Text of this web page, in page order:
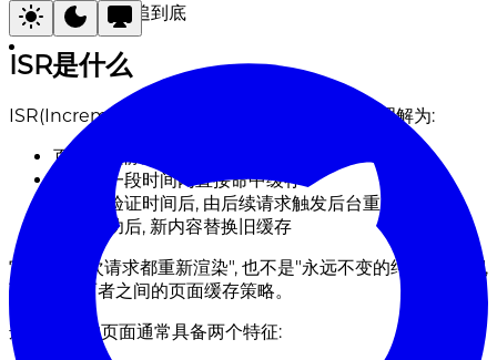
网页缓存链路一追到底
ISR是什么
ISR(Incremental Static Regeneration)可以理解为:
页面先按静态内容产出
内容在一段时间内直接命中缓存
超过重验证时间后, 由后续请求触发后台重建
重建成功后, 新内容替换旧缓存
它不是"每次请求都重新渲染", 也不是"永远不变的纯静态文件",
而是介于两者之间的页面缓存策略。
适合 ISR 的页面通常具备两个特征: